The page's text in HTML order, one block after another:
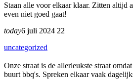
Staan alle voor elkaar klaar. Zitten altijd
even niet goed gaat!
today6 juli 2024 22
uncategorized
Onze straat is de allerleukste straat
buurt bbq's. Spreken elkaar vaak